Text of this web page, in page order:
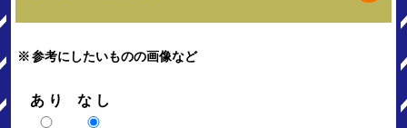
※ 参考にしたいものの画像など
あり なし